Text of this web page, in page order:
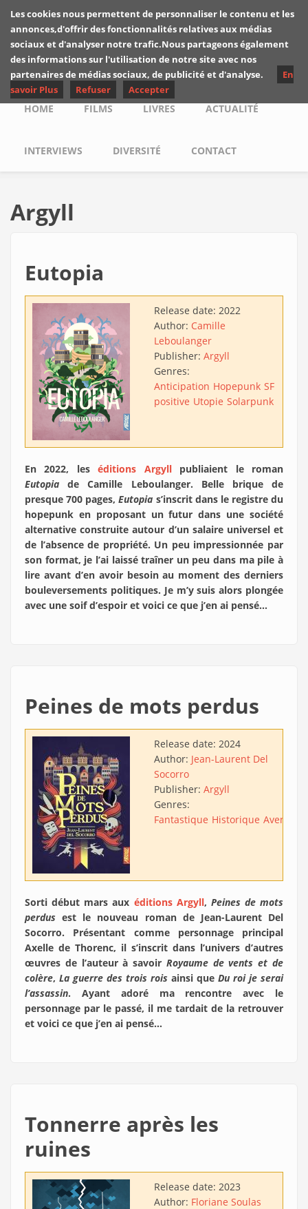
Skip to main content
Les critiques de
Yuyine
Main menu
HOME FILMS LIVRES ACTUALITÉ
INTERVIEWS DIVERSITÉ CONTACT
Argyll
Eutopia
Release date: 2022
Author: Camille
Leboulanger
Publisher: Argyll
Genres:
Anticipation Hopepunk SF
positive Utopie Solarpunk
En 2022, leséditions Argyllpubliaient le roman
Eutopia de Camille Leboulanger. Belle brique de
presque 700 pages,Eutopia s’inscrit dans le registre du
hopepunk en proposant un futur dans une société
alternative construite autour d’un salaire universel et
de l’absence de propriété. Un peu impressionnée par
son format, je l’ai laissé traîner un peu dans ma pile à
lire avant d’en avoir besoin au moment des derniers
bouleversements politiques. Je m’y suis alors plongée
avec une soif d’espoir et voici ce que j’en ai pensé…
Peines de mots perdus
Release date: 2024
Author: Jean-Laurent Del
Socorro
Publisher: Argyll
Genres:
Fantastique Historique Aventure
Sorti début mars aux éditions Argyll, Peines de mots
perdus est le nouveau roman de Jean-Laurent Del
Socorro. Présentant comme personnage principal
Axelle de Thorenc, il s’inscrit dans l’univers d’autres
œuvres de l’auteur à savoir Royaume de vents et de
colère, La guerre des trois rois ainsi que Du roi je serai
l’assassin. Ayant adoré ma rencontre avec le
personnage par le passé, il me tardait de la retrouver
et voici ce que j’en ai pensé…
Tonnerre après les
ruines
Release date: 2023
Author: Floriane Soulas
Les cookies nous permettent de personnaliser le contenu et les
annonces,d'offrir des fonctionnalités relatives aux médias
sociaux et d'analyser notre trafic.Nous partageons également
des informations sur l'utilisation de notre site avec nos
partenaires de médias sociaux, de publicité et d'analyse.
En
savoir Plus
Refuser Accepter